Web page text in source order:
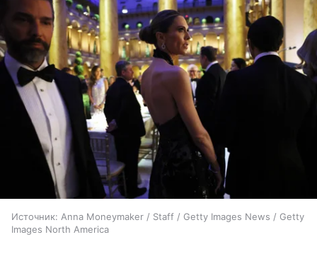
Источник: Anna Moneymaker / Staff / Getty Images News / Getty
Images North America